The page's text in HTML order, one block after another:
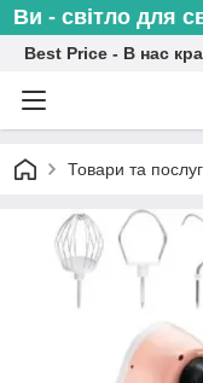
Ви - світло для
Best Price - В нас
Товари та